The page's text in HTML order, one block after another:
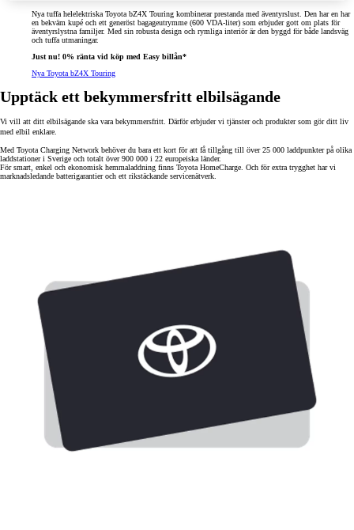
Nya tuffa helelektriska Toyota bZ4X Touring kombinerar prestanda med äventyrslust. Den har en har
en bekväm kupé och ett generöst bagageutrymme (600 VDA-liter) som erbjuder gott om plats för
äventyrslystna familjer. Med sin robusta design och rymliga interiör är den byggd för både landsväg
och tuffa utmaningar.
Just nu! 0% ränta vid köp med Easy billån*
Nya Toyota bZ4X Touring
Upptäck ett bekymmersfritt elbilsägande
Vi vill att ditt elbilsägande ska vara bekymmersfritt. Därför erbjuder vi tjänster och produkter som gör ditt liv
med elbil enklare.
Med Toyota Charging Network behöver du bara ett kort för att få tillgång till över 25 000 laddpunkter på olika
laddstationer i Sverige och totalt över 900 000 i 22 europeiska länder.
För smart, enkel och ekonomisk hemmaladdning finns Toyota HomeCharge. Och för extra trygghet har vi
marknadsledande batterigarantier och ett rikstäckande servicenätverk.